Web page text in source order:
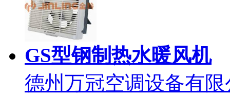
GS型钢制热水暖风机
德州万冠空调设备有限